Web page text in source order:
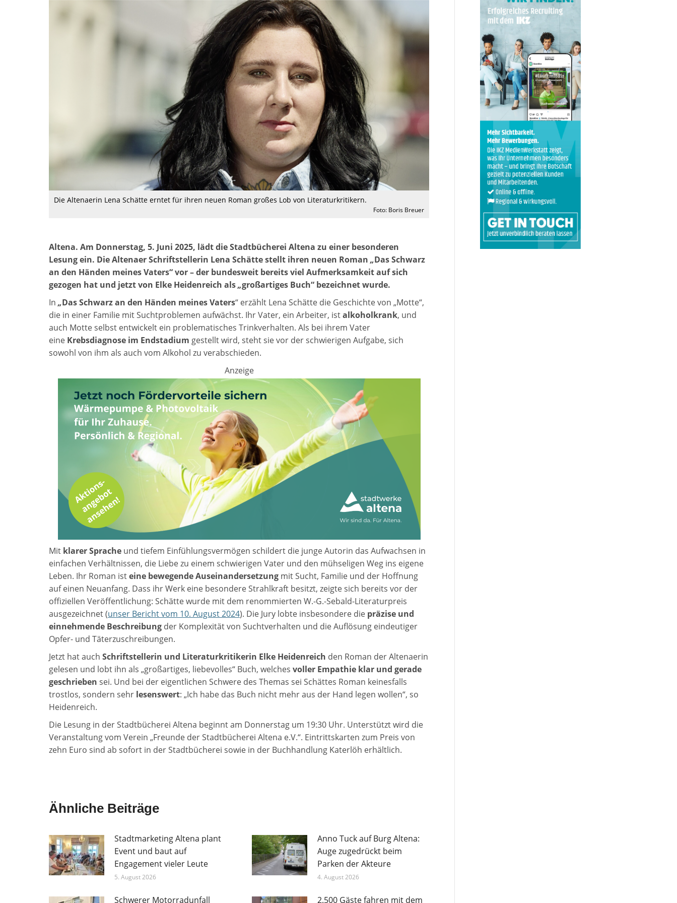
Die Altenaerin Lena Schätte erntet für ihren neuen Roman großes Lob von Literaturkritikern.
Foto: Boris Breuer
Altena. Am Donnerstag, 5. Juni 2025, lädt die Stadtbücherei Altena zu einer besonderen
Lesung ein. Die Altenaer Schriftstellerin Lena Schätte stellt ihren neuen Roman „Das Schwarz
an den Händen meines Vaters“ vor – der bundesweit bereits viel Aufmerksamkeit auf sich
gezogen hat und jetzt von Elke Heidenreich als„großartiges Buch“ bezeichnet wurde.
In „Das Schwarz an den Händen meines Vaters“ erzählt Lena Schätte die Geschichte von „Motte“,
die in einer Familie mit Suchtproblemen aufwächst. Ihr Vater, ein Arbeiter, istalkoholkrank, und
auch Motte selbst entwickelt ein problematisches Trinkverhalten. Als bei ihrem Vater
eine Krebsdiagnose im Endstadium gestellt wird, steht sie vor der schwierigen Aufgabe, sich
sowohl von ihm als auch vom Alkohol zu verabschieden.
Anzeige
Mit klarer Sprache und tiefem Einfühlungsvermögen schildert die junge Autorin das Aufwachsen in
einfachen Verhältnissen, die Liebe zu einem schwierigen Vater und den mühseligen Weg ins eigene
Leben. Ihr Roman isteine bewegende Auseinandersetzung mit Sucht, Familie und der Hoffnung
auf einen Neuanfang. Dass ihr Werk eine besondere Strahlkraft besitzt, zeigte sich bereits vor der
offiziellen Veröffentlichung: Schätte wurde mit dem renommierten W.-G.-Sebald-Literaturpreis
ausgezeichnet (unser Bericht vom 10. August 2024). Die Jury lobte insbesondere die präzise und
einnehmende Beschreibung der Komplexität von Suchtverhalten und die Auflösung eindeutiger
Opfer- und Täterzuschreibungen.
Jetzt hat auch Schriftstellerin und Literaturkritikerin Elke Heidenreich den Roman der Altenaerin
gelesen und lobt ihn als „großartiges, liebevolles“ Buch, welches voller Empathie klar und gerade
geschrieben sei. Und bei der eigentlichen Schwere des Themas sei Schättes Roman keinesfalls
trostlos, sondern sehr lesenswert: „Ich habe das Buch nicht mehr aus der Hand legen wollen“, so
Heidenreich.
Die Lesung in der Stadtbücherei Altena beginnt am Donnerstag um 19:30 Uhr. Unterstützt wird die
Veranstaltung vom Verein „Freunde der Stadtbücherei Altena e.V.“. Eintrittskarten zum Preis von
zehn Euro sind ab sofort in der Stadtbücherei sowie in der Buchhandlung Katerlöh erhältlich.
Ähnliche Beiträge
Stadtmarketing Altena plant
Event und baut auf
Engagement vieler Leute
5. August 2026
Anno Tuck auf Burg Altena:
Auge zugedrückt beim
Parken der Akteure
4. August 2026
Schwerer Motorradunfall 2.500 Gäste fahren mit dem